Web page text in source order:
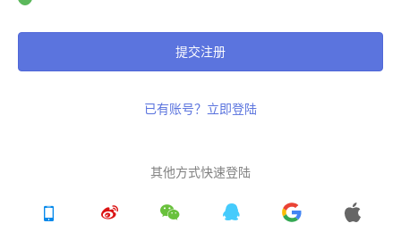
提交注册
已有账号？立即登陆
其他方式快速登陆